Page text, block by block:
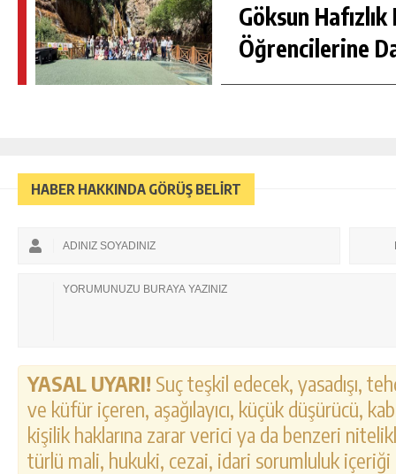
Göksun Hafızlık
Öğrencilerine
HABER HAKKINDA GÖRÜŞ BELİRT
YASAL UYARI! Suç teşkil edecek, yasadışı,
ve küfür içeren, aşağılayıcı, küçük düşürücü,
kişilik haklarına zarar verici ya da benzeri
türlü mali, hukuki, cezai, idari sorumluluk